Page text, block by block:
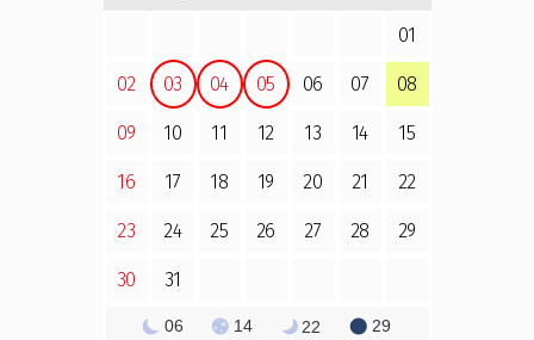
01
02 03 04 05 06 07 08
09 10 11 12 13 14 15
16 17 18 19 20 21 22
23 24 25 26 27 28 29
30 31
06 14 22 29